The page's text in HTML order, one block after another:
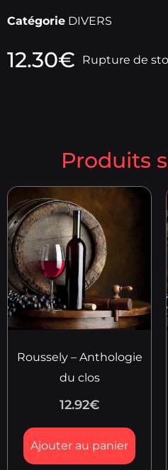
Catégorie DIVERS
12.30€ Rupture de
Produits
Roussely – Anthologie
du clos
12.92€
Ajouter au panier